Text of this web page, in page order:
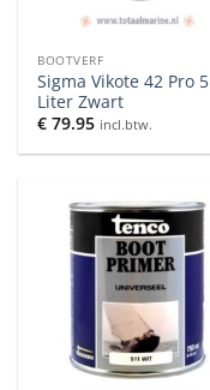
BOOTVERF
Sigma Vikote 42 Pro 5
Liter Zwart
€ 79.95 incl.btw.